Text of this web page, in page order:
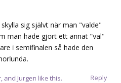
sig självt när man "valde"
man hade gjort ett annat "val"
i semifinalen så hade den
Reply
, and Jurgen like this.